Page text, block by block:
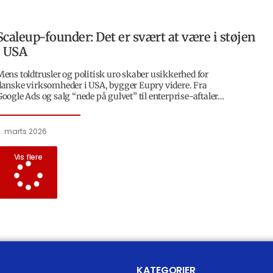
founder: Det er svært at være i støjen
toldtrusler og politisk uro skaber usikkerhed for
virksomheder i USA, bygger Eupry videre. Fra
Ads og salg “nede på gulvet” til enterprise-aftaler…
marts 2026
Vis flere
KATEGORIER